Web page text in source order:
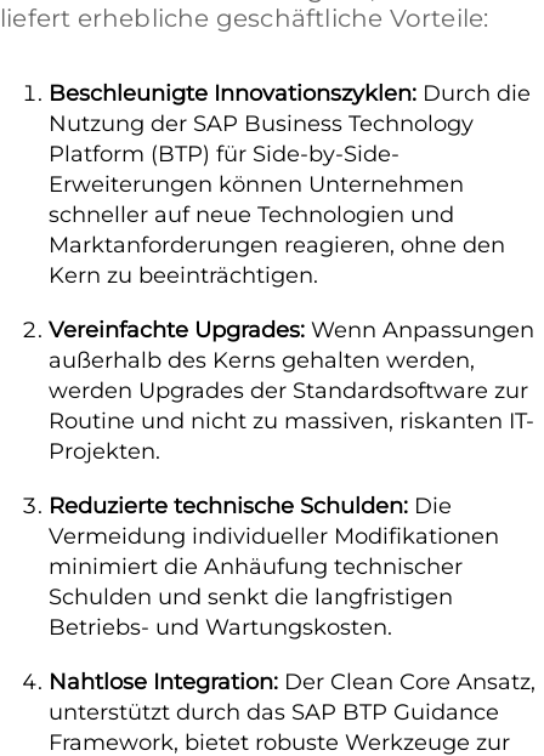
liefert erhebliche geschäftliche Vorteile:
Beschleunigte Innovationszyklen: Durch die
Nutzung der SAP Business Technology
Platform (BTP) für Side-by-Side-
Erweiterungen können Unternehmen
schneller auf neue Technologien und
Marktanforderungen reagieren, ohne den
Kern zu beeinträchtigen.
Vereinfachte Upgrades: Wenn Anpassungen
außerhalb des Kerns gehalten werden,
werden Upgrades der Standardsoftware zur
Routine und nicht zu massiven, riskanten IT-
Projekten.
Reduzierte technische Schulden: Die
Vermeidung individueller Modifikationen
minimiert die Anhäufung technischer
Schulden und senkt die langfristigen
Betriebs- und Wartungskosten.
Nahtlose Integration: Der Clean Core Ansatz,
unterstützt durch das SAP BTP Guidance
Framework, bietet robuste Werkzeuge zur